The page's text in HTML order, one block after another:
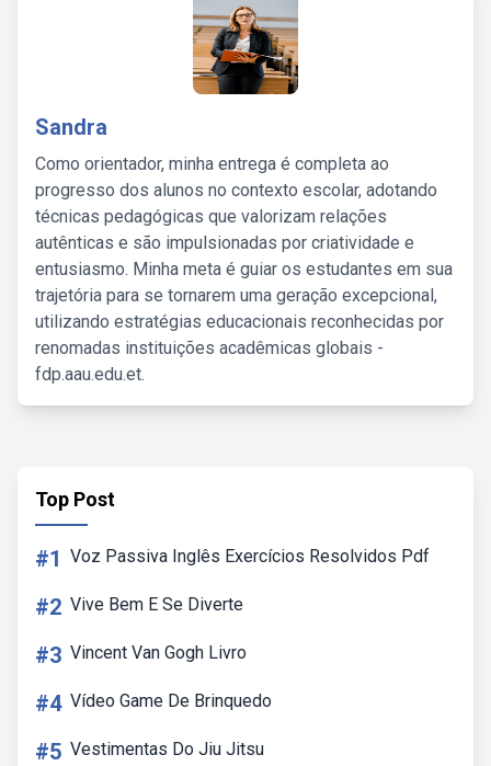
Sandra
Como orientador, minha entrega é completa ao
progresso dos alunos no contexto escolar, adotando
técnicas pedagógicas que valorizam relações
autênticas e são impulsionadas por criatividade e
entusiasmo. Minha meta é guiar os estudantes em sua
trajetória para se tornarem uma geração excepcional,
utilizando estratégias educacionais reconhecidas por
renomadas instituições acadêmicas globais -
fdp.aau.edu.et.
Top Post
#1 Voz Passiva Inglês Exercícios Resolvidos Pdf
#2 Vive Bem E Se Diverte
#3 Vincent Van Gogh Livro
#4 Vídeo Game De Brinquedo
#5 Vestimentas Do Jiu Jitsu